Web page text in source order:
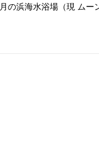
月の浜海水浴場（現 ムー